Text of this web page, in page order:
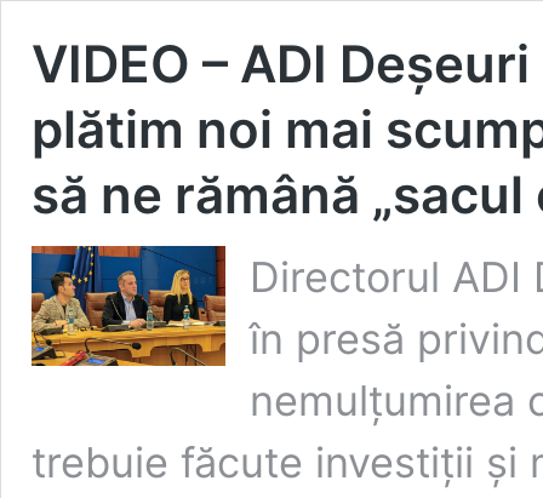
VIDEO – ADI
plătim noi mai
să ne rămână „sacul
Directorul ADI
în presă
nemulțumirea
trebuie făcute investiții și